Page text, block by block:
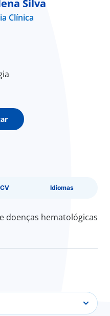
Silva
Clínica
Idiomas
doenças hematológicas